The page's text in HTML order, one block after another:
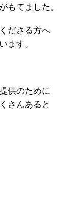
てました。
ださる方へ
ます。
供のために
さんあると